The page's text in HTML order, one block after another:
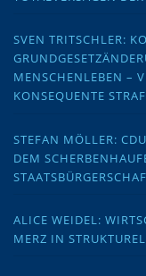
SVEN TRITSCHLER:
MENSCHENLEBEN –
KONSEQUENTE
STEFAN MÖLLER:
DEM
ALICE WEIDEL:
MERZ IN